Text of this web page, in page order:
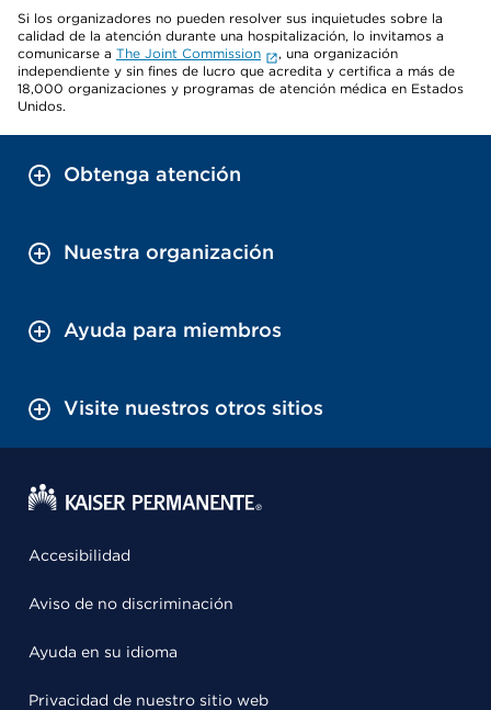
Si los organizadores no pueden resolver sus inquietudes sobre la
calidad de la atención durante una hospitalización, lo invitamos a
comunicarse a The Joint Commission
, una organización
independiente y sin fines de lucro que acredita y certifica a más de
18,000 organizaciones y programas de atención médica en Estados
Unidos.
Obtenga atención
Nuestra organización
Ayuda para miembros
Visite nuestros otros sitios
Accesibilidad
Aviso de no discriminación
Ayuda en su idioma
Privacidad de nuestro sitio web